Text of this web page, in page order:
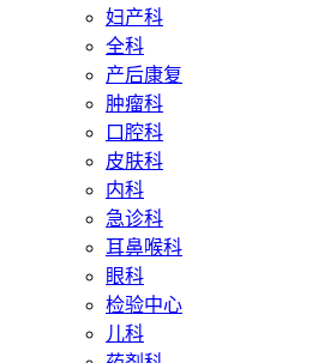
妇产科
全科
产后康复
肿瘤科
口腔科
皮肤科
内科
急诊科
耳鼻喉科
眼科
检验中心
儿科